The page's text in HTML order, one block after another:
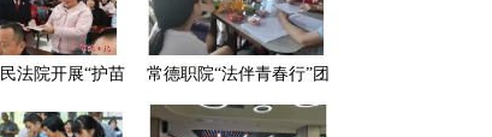
法院开展“护苗
传活动
常德职院“法伴青春行”团
队入村普法 为留守儿童点
亮法治明灯